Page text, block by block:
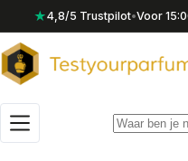
inhoud
★4,8/5 Trustpilot•Voor